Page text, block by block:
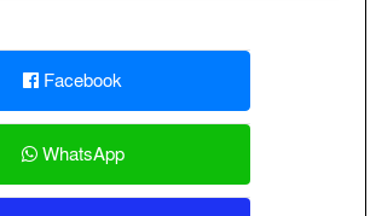
Facebook
WhatsApp